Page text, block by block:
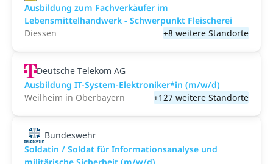
Ausbildung zum Fachverkäufer im
Lebensmittelhandwerk - Schwerpunkt Fleischerei
Diessen
+8 weitere Standorte
Deutsche Telekom AG
Ausbildung IT-System-Elektroniker*in (m/w/d)
Weilheim in Oberbayern
+127 weitere Standorte
Bundeswehr
Soldatin / Soldat für Informationsanalyse und